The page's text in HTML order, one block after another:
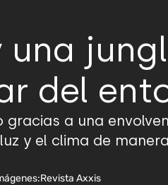
una
del
a una
y el clima de
Revista Axxis